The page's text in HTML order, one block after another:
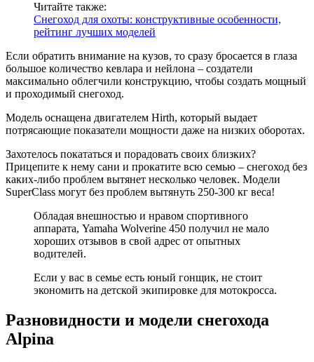
Читайте также:
Снегоход для охоты: конструктивные особенности,
рейтинг лучших моделей
Если обратить внимание на кузов, то сразу бросается в глаза
большое количество кевлара и нейлона – создатели
максимально облегчили конструкцию, чтобы создать мощный
и проходимый снегоход.
Модель оснащена двигателем Hirth, который выдает
потрясающие показатели мощности даже на низких оборотах.
Захотелось покататься и порадовать своих близких?
Прицепите к нему сани и прокатите всю семью – снегоход без
каких-либо проблем вытянет несколько человек. Модели
SuperClass могут без проблем вытянуть 250-300 кг веса!
Обладая внешностью и нравом спортивного
аппарата, Yamaha Wolverine 450 получил не мало
хороших отзывов в свой адрес от опытных
водителей.
Если у вас в семье есть юный гонщик, не стоит
экономить на детской экипировке для мотокросса.
Разновидности и модели снегохода
Alpina